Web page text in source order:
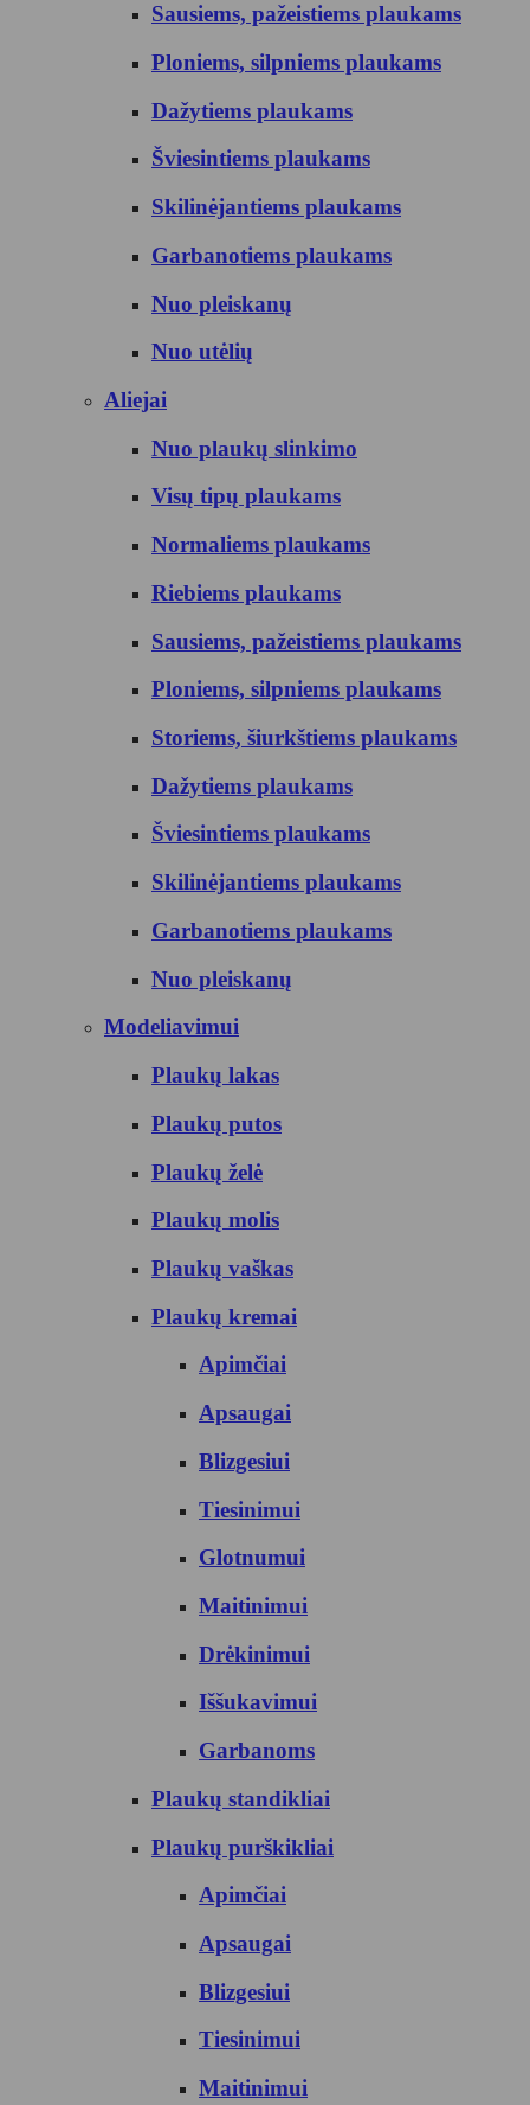
Sausiems, pažeistiems plaukams
Ploniems, silpniems plaukams
Dažytiems plaukams
Šviesintiems plaukams
Skilinėjantiems plaukams
Garbanotiems plaukams
Nuo pleiskanų
Nuo utėlių
Aliejai
Nuo plaukų slinkimo
Visų tipų plaukams
Normaliems plaukams
Riebiems plaukams
Sausiems, pažeistiems plaukams
Ploniems, silpniems plaukams
Storiems, šiurkštiems plaukams
Dažytiems plaukams
Šviesintiems plaukams
Skilinėjantiems plaukams
Garbanotiems plaukams
Nuo pleiskanų
Modeliavimui
Plaukų lakas
Plaukų putos
Plaukų želė
Plaukų molis
Plaukų vaškas
Plaukų kremai
Apimčiai
Apsaugai
Blizgesiui
Tiesinimui
Glotnumui
Maitinimui
Drėkinimui
Iššukavimui
Garbanoms
Plaukų standikliai
Plaukų purškikliai
Apimčiai
Apsaugai
Blizgesiui
Tiesinimui
Maitinimui